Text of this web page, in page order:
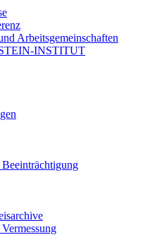
Arbeitsgemeinschaften
INSTITUT